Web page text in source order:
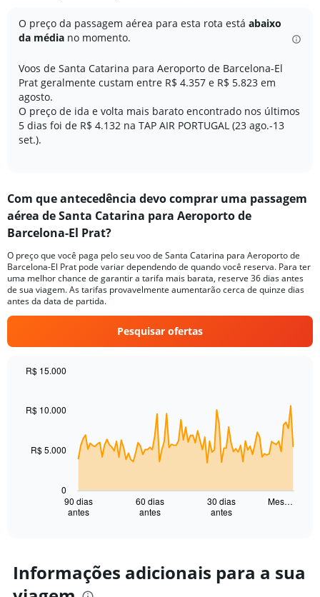
The
chart
has
Y
axis
displaying
values.
Range:
0
O preço da passagem aérea para esta rota está abaixo
da média no momento.
Voos de Santa Catarina para Aeroporto de Barcelona-El
Prat geralmente custam entre R$ 4.357 e R$ 5.823 em
agosto.
O preço de ida e volta mais barato encontrado nos últimos
5 dias foi de R$ 4.132 na TAP AIR PORTUGAL (23 ago.-13
set.).
Com que antecedência devo comprar uma passagem
aérea de Santa Catarina para Aeroporto de
Barcelona-El Prat?
O preço que você paga pelo seu voo de Santa Catarina para Aeroporto de
Barcelona-El Prat pode variar dependendo de quando você reserva. Para ter
uma melhor chance de garantir a tarifa mais barata, reserve 36 dias antes
de sua viagem. As tarifas provavelmente aumentarão cerca de quinze dias
antes da data de partida.
Pesquisar ofertas
91
The
Range:
91
90 dias
antes
60 dias
antes
30 dias
antes
Mes…
0
R$ 5.000
R$ 10.000
R$ 15.000
Informações adicionais para a sua